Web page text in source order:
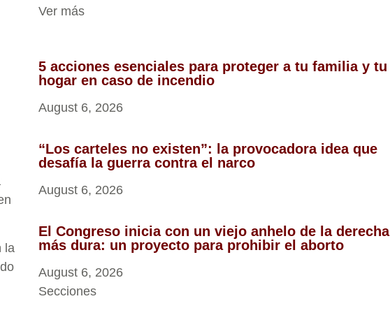
la
Ver más
5 acciones esenciales para proteger a tu familia y tu
hogar en caso de incendio
August 6, 2026
“Los carteles no existen”: la provocadora idea que
desafía la guerra contra el narco
August 6, 2026
El Congreso inicia con un viejo anhelo de la derecha
más dura: un proyecto para prohibir el aborto
August 6, 2026
Secciones